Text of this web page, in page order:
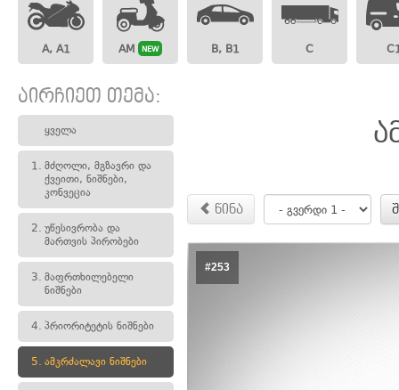
A, A1 AM NEW B, B1 C
აირჩიეთ თემა:
ყველა
1. მძღოლი, მგზავრი და
ქვეითი, ნიშნები,
კონვეცია
2. უწესივრობა და
მართვის პირობები
3. მაფრთხილებელი
ნიშნები
4. პრიორიტეტის ნიშნები
5. ამკრძალავი ნიშნები
წინა
#253